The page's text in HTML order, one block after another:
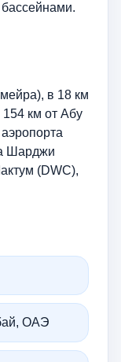
в 18 км
км от Абу
Шарджи
(DWC),
ОАЭ